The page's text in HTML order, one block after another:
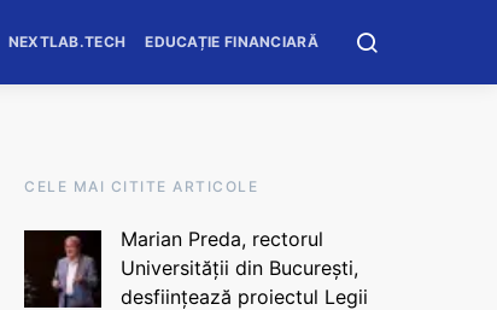
NEXTLAB.TECH EDUCAȚIE FINANCIARĂ
CELE MAI CITITE ARTICOLE
Marian Preda, rectorul
Universității din București,
desființează proiectul Legii